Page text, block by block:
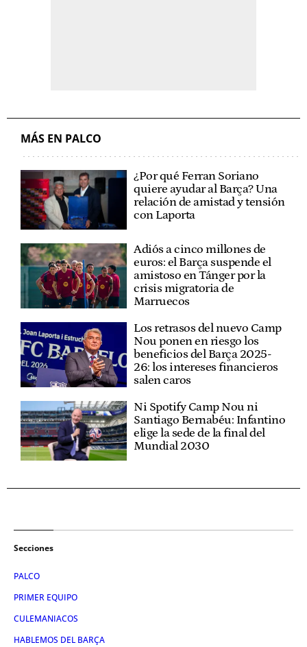
MÁS EN PALCO
¿Por qué Ferran Soriano
quiere ayudar al Barça? Una
relación de amistad y tensión
con Laporta
Adiós a cinco millones de
euros: el Barça suspende el
amistoso en Tánger por la
crisis migratoria de
Marruecos
Los retrasos del nuevo Camp
Nou ponen en riesgo los
beneficios del Barça 2025-
26: los intereses financieros
salen caros
Ni Spotify Camp Nou ni
Santiago Bernabéu: Infantino
elige la sede de la final del
Mundial 2030
Secciones
PALCO
PRIMER EQUIPO
CULEMANIACOS
HABLEMOS DEL BARÇA